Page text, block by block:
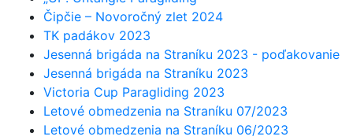
Čipčie – Novoročný zlet 2024
TK padákov 2023
Jesenná brigáda na Straníku 2023 - poďakovanie
Jesenná brigáda na Straníku 2023
Victoria Cup Paragliding 2023
Letové obmedzenia na Straníku 07/2023
Letové obmedzenia na Straníku 06/2023